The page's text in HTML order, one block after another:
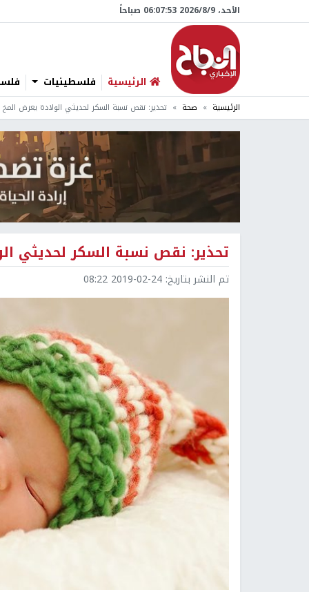
الأحد، 9/‏8/‏2026 06:07:54 صباحاً
الرئيسية فلسطينيات
الرئيسية صحة تحذير: نقص نسبة السكر لحديثي الولادة يعرض المخ
تحذير: نقص نسبة السكر لحديثي
تم النشر بتاريخ: 2019-02-24 08:22